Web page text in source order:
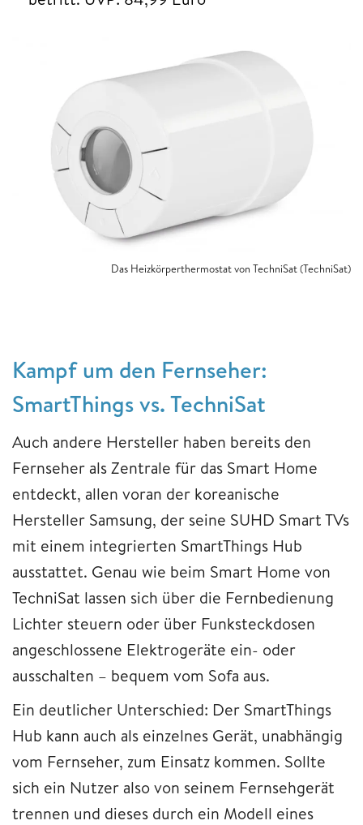
Das Heizkörperthermostat von TechniSat (TechniSat)
Kampf um den Fernseher:
SmartThings vs. TechniSat
Auch andere Hersteller haben bereits den
Fernseher als Zentrale für das Smart Home
entdeckt, allen voran der koreanische
Hersteller Samsung, der seine SUHD Smart TVs
mit einem integrierten SmartThings Hub
ausstattet. Genau wie beim Smart Home von
TechniSat lassen sich über die Fernbedienung
Lichter steuern oder über Funksteckdosen
angeschlossene Elektrogeräte ein- oder
ausschalten – bequem vom Sofa aus.
Ein deutlicher Unterschied: Der SmartThings
Hub kann auch als einzelnes Gerät, unabhängig
vom Fernseher, zum Einsatz kommen. Sollte
sich ein Nutzer also von seinem Fernsehgerät
trennen und dieses durch ein Modell eines